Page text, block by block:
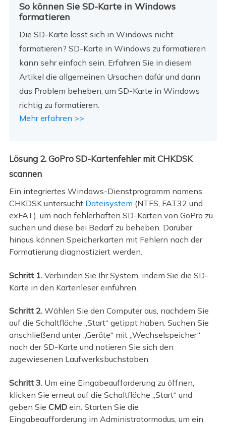
So können Sie SD-Karte in Windows
formatieren
Die SD-Karte lässt sich in Windows nicht
formatieren? SD-Karte in Windows zu formatieren
kann sehr einfach sein. Erfahren Sie in diesem
Artikel die allgemeinen Ursachen dafür und dann
das Problem beheben, um SD-Karte in Windows
richtig zu formatieren.
Mehr erfahren >>
Lösung 2. GoPro SD-Kartenfehler mit CHKDSK
scannen
Ein integriertes Windows-Dienstprogramm namens
CHKDSK untersucht Dateisystem (NTFS, FAT32 und
exFAT), um nach fehlerhaften SD-Karten von GoPro zu
suchen und diese bei Bedarf zu beheben. Darüber
hinaus können Speicherkarten mit Fehlern nach der
Formatierung diagnostiziert werden.
Schritt 1.Verbinden Sie Ihr System, indem Sie die SD-
Karte in den Kartenleser einführen.
Schritt 2.Wählen Sie den Computer aus, nachdem Sie
auf die Schaltfläche „Start“ getippt haben. Suchen Sie
anschließend unter „Geräte“ mit „Wechselspeicher“
nach der SD-Karte und notieren Sie sich den
zugewiesenen Laufwerksbuchstaben.
Schritt 3.Um eine Eingabeaufforderung zu öffnen,
klicken Sie erneut auf die Schaltfläche „Start“ und
geben Sie CMDein. Starten Sie die
Eingabeaufforderung im Administratormodus, um ein